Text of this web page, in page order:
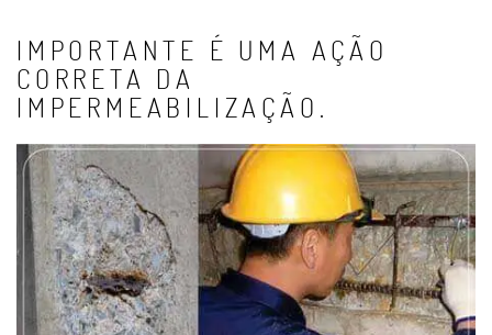
IMPORTANTE É UMA AÇÃO
CORRETA DA
IMPERMEABILIZAÇÃO.